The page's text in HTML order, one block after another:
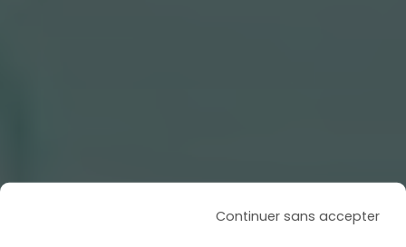
Continuer sans accepter